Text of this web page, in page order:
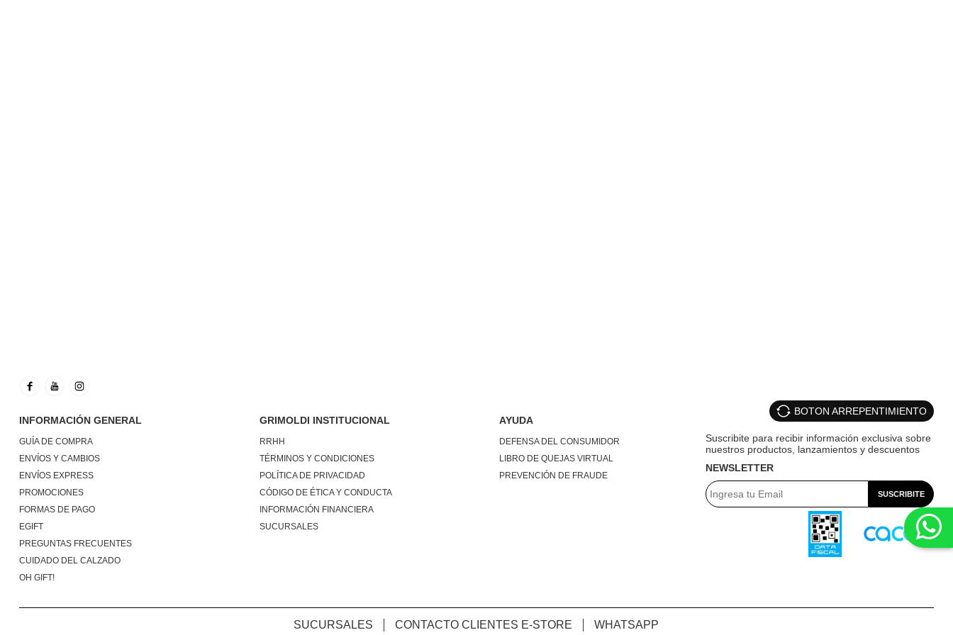
INFORMACIÓN GENERAL
GUÍA DE COMPRA
ENVÍOS Y CAMBIOS
ENVÍOS EXPRESS
PROMOCIONES
FORMAS DE PAGO
EGIFT
PREGUNTAS FRECUENTES
CUIDADO DEL CALZADO
OH GIFT!
GRIMOLDI INSTITUCIONAL
RRHH
TÉRMINOS Y CONDICIONES
POLÍTICA DE PRIVACIDAD
CÓDIGO DE ÉTICA Y CONDUCTA
INFORMACIÓN FINANCIERA
SUCURSALES
AYUDA
DEFENSA DEL CONSUMIDOR
LIBRO DE QUEJAS VIRTUAL
PREVENCIÓN DE FRAUDE
SUCURSALES CONTACTO CLIENTES E-STORE WHATSAPP
BOTON ARREPENTIMIENTO
NEWSLETTER